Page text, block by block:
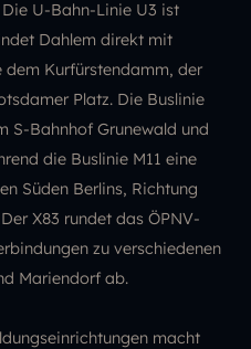
U-Bahn-Linie U3 ist
Dahlem direkt mit
dem Kurfürstendamm, der
Platz. Die Buslinie
S-Bahnhof Grunewald und
die Buslinie M11 eine
Süden Berlins, Richtung
X83 rundet das ÖPNV-
zu verschiedenen
Mariendorf ab.
macht